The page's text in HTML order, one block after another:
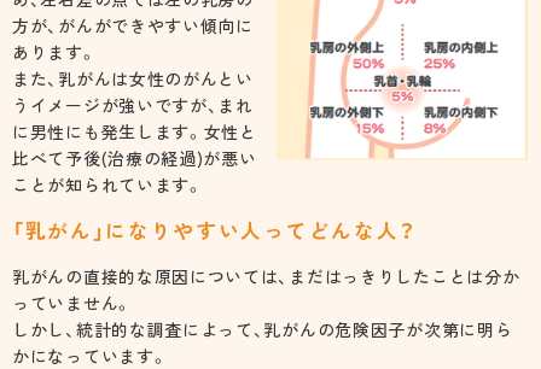
方が、がんができやすい傾向に
あります。
また、乳がんは女性のがんとい
うイメージが強いですが、まれ
に男性にも発生します。女性と
比べて予後(治療の経過)が悪い
ことが知られています。
「乳がん」になりやすい人ってどんな人？
乳がんの直接的な原因については、まだはっきりしたことは分か
っていません。
しかし、統計的な調査によって、乳がんの危険因子が次第に明ら
かになっています。